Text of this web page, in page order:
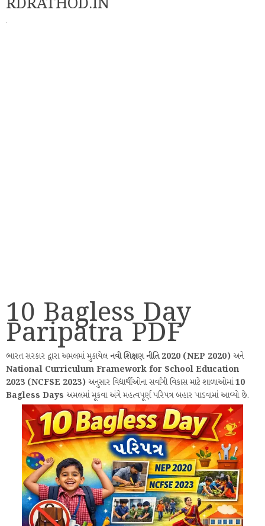
·
10 Bagless Day
Paripatra PDF
ભારત સરકાર દ્વારા અમલમાં મુકાયેલનવી શિક્ષણ નીતિ 2020 (NEP 2020) અને
National Curriculum Framework for School Education
2023 (NCFSE 2023) અનુસાર વિદ્યાર્થીઓના સર્વાંગી વિકાસ માટે શાળાઓમાં10
Bagless Days અમલમાં મૂકવા અંગે મહત્વપૂર્ણ પરિપત્ર બહાર પાડવામાં આવ્યો છે.